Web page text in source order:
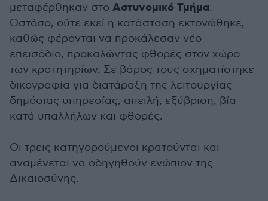
μεταφέρθηκαν στο Αστυνομικό Τμήμα.
Ωστόσο, ούτε εκεί η κατάσταση εκτονώθηκε,
καθώς φέρονται να προκάλεσαν νέο
επεισόδιο, προκαλώντας φθορές στον χώρο
των κρατητηρίων. Σε βάρος τους σχηματίστηκε
δικογραφία για διατάραξη της λειτουργίας
δημόσιας υπηρεσίας, απειλή, εξύβριση, βία
κατά υπαλλήλων και φθορές.
Οι τρεις κατηγορούμενοι κρατούνται και
αναμένεται να οδηγηθούν ενώπιον της
Δικαιοσύνης.